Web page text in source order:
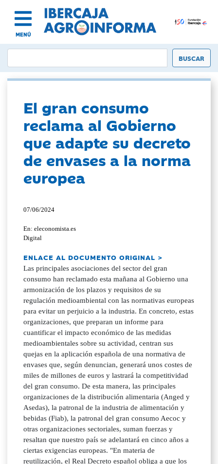
MENÚ
El gran consumo
reclama al Gobierno
que adapte su decreto
de envases a la norma
europea
07/06/2024
En: eleconomista.es
Digital
ENLACE AL DOCUMENTO ORIGINAL >
Las principales asociaciones del sector del gran
consumo han reclamado esta mañana al Gobierno una
armonización de los plazos y requisitos de su
regulación medioambiental con las normativas europeas
para evitar un perjuicio a la industria. En concreto, estas
organizaciones, que preparan un informe para
cuantificar el impacto económico de las medidas
medioambientales sobre su actividad, centran sus
quejas en la aplicación española de una normativa de
envases que, según denuncian, generará unos costes de
miles de millones de euros y lastrará la competitividad
del gran consumo. De esta manera, las principales
organizaciones de la distribución alimentaria (Anged y
Asedas), la patronal de la industria de alimentación y
bebidas (Fiab), la patronal del gran consumo Aecoc y
otras organizaciones sectoriales, suman fuerzas y
resaltan que nuestro país se adelantará en cinco años a
ciertas exigencias europeas. "En materia de
reutilización, el Real Decreto español obliga a que los